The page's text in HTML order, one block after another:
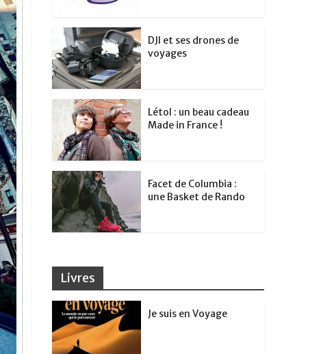
DJI et ses drones de
voyages
Létol : un beau cadeau
Made in France !
Facet de Columbia :
une Basket de Rando
Livres
Je suis en Voyage